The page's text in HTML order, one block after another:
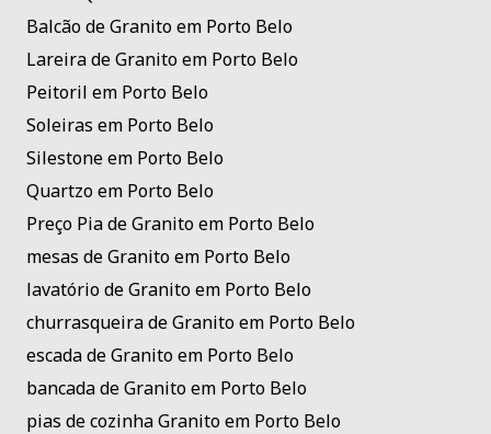
Balcão de Granito em Porto Belo
Lareira de Granito em Porto Belo
Peitoril em Porto Belo
Soleiras em Porto Belo
Silestone em Porto Belo
Quartzo em Porto Belo
Preço Pia de Granito em Porto Belo
mesas de Granito em Porto Belo
lavatório de Granito em Porto Belo
churrasqueira de Granito em Porto Belo
escada de Granito em Porto Belo
bancada de Granito em Porto Belo
pias de cozinha Granito em Porto Belo